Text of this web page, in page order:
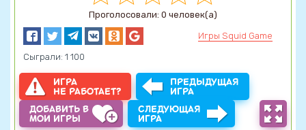
Проголосовали: 0 человек(а)
Игры Squid Game
Сыграли: 1 100
ИГРА
НЕ РАБОТАЕТ?
ПРЕДЫДУЩАЯ
ИГРА
ДОБАВИТЬ В
МОИ ИГРЫ
СЛЕДУЮЩАЯ
ИГРА